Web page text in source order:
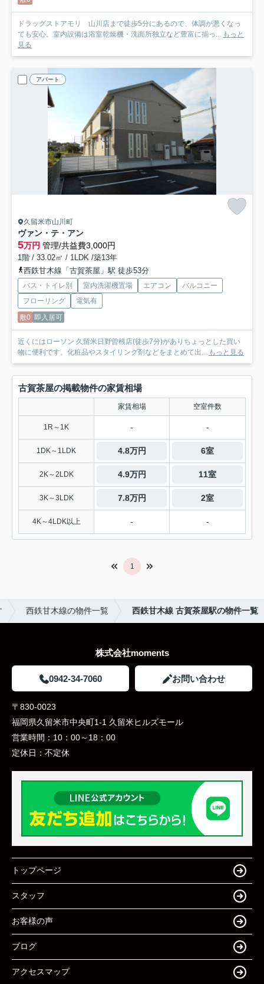
ドラッグストアモリ 山川店まで徒歩5分にあるので、体調が悪くなっ
ても安心。室内設備は浴室乾燥機・洗面所独立など豊富に揃っ...
もっと
見る
アパート
久留米市山川町
ヴァン・テ・アン
5万円 管理/共益費3,000円
1階 / 33.02㎡ / 1LDK /築13年
西鉄甘木線「古賀茶屋」駅 徒歩53分
バス・トイレ別 室内洗濯機置場 エアコン
バルコニー
フローリング
電気有
敷0 即入居可
近くにはローソン 久留米日野曽根店(徒歩7分)がありちょっとした買い
物に便利です。化粧品やスタイリング剤などをまとめて出...
もっと見る
古賀茶屋の掲載物件の家賃相場
家賃相場 空室件数
1R～1K - -
1DK～1LDK 4.8万円 6室
2K～2LDK 4.9万円 11室
3K～3LDK 7.8万円 2室
4K～4LDK以上 - -
1
西鉄甘木線の物件一覧 西鉄甘木線 古賀茶屋駅の物件一覧
株式会社moments
0942-34-7060 お問い合わせ
〒830-0023
福岡県久留米市中央町1-1 久留米ヒルズモール
営業時間： 10：00～18：00
定休日： 不定休
トップページ
スタッフ
お客様の声
ブログ
アクセスマップ